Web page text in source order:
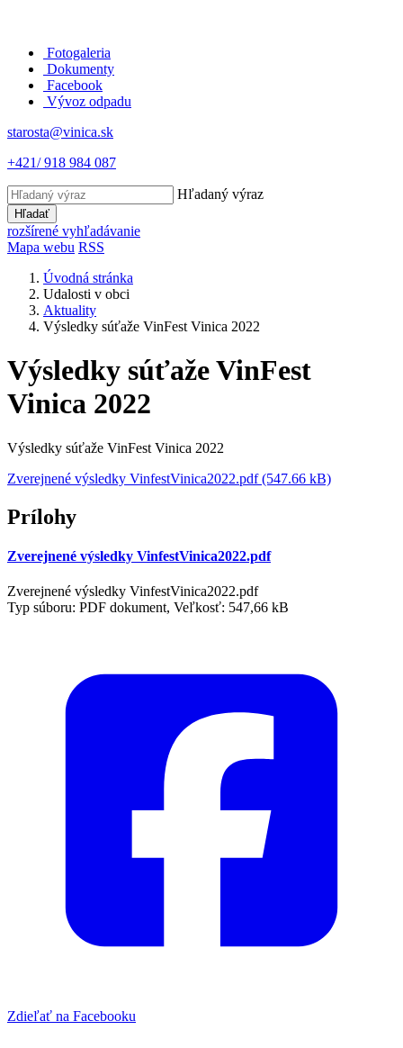
Fotogaleria
Dokumenty
Facebook
Vývoz odpadu
starosta@vinica.sk
+421/ 918 984 087
Hľadaný výraz
Hľadať
rozšírené vyhľadávanie
Mapa webu RSS
Úvodná stránka
Udalosti v obci
Aktuality
Výsledky súťaže VinFest Vinica 2022
Výsledky súťaže VinFest
Vinica 2022
Výsledky súťaže VinFest Vinica 2022
Zverejnené výsledky VinfestVinica2022.pdf (547.66 kB)
Prílohy
Zverejnené výsledky VinfestVinica2022.pdf
Zverejnené výsledky VinfestVinica2022.pdf
Typ súboru: PDF dokument, Veľkosť: 547,66 kB
Zdieľať na Facebooku